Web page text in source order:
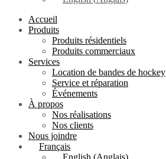
Accueil
Produits
Produits résidentiels
Produits commerciaux
Services
Location de bandes de hockey
Service et réparation
Événements
À propos
Nos réalisations
Nos clients
Nous joindre
Français
English (Anglais)